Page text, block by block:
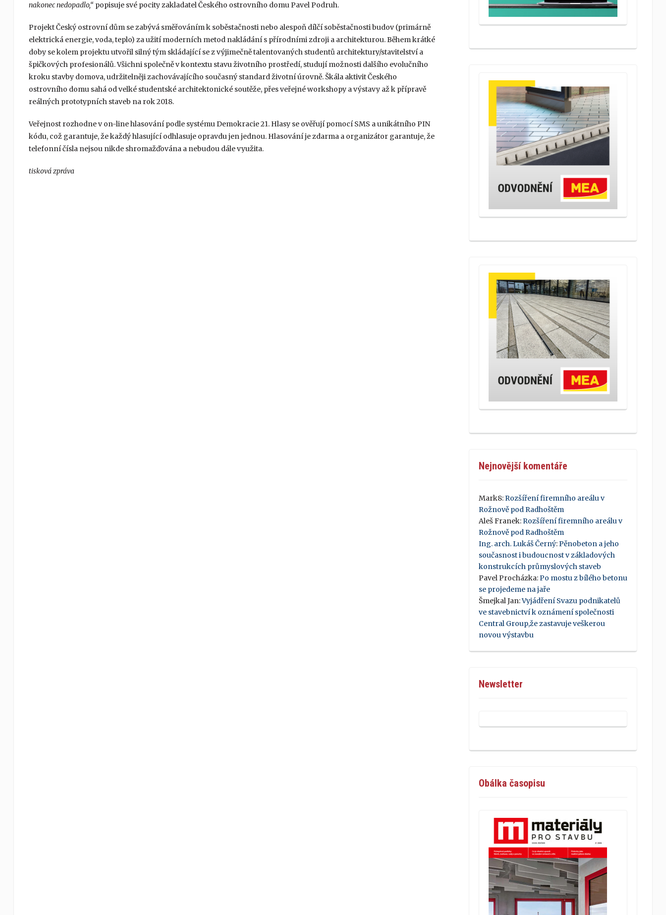
nakonec nedopadlo,“ popisuje své pocity zakladatel Českého ostrovního domu Pavel Podruh.
Projekt Český ostrovní dům se zabývá směřováním k soběstačnosti nebo alespoň dílčí soběstačnosti budov (primárně
elektrická energie, voda, teplo) za užití moderních metod nakládání s přírodními zdroji a architekturou. Během krátké
doby se kolem projektu utvořil silný tým skládající se z výjimečně talentovaných studentů architektury/stavitelství a
špičkových profesionálů. Všichni společně v kontextu stavu životního prostředí, studují možnosti dalšího evolučního
kroku stavby domova, udržitelněji zachovávajícího současný standard životní úrovně. Škála aktivit Českého
ostrovního domu sahá od velké studentské architektonické soutěže, přes veřejné workshopy a výstavy až k přípravě
reálných prototypních staveb na rok 2018.
Veřejnost rozhodne v on-line hlasování podle systému Demokracie 21. Hlasy se ověřují pomocí SMS a unikátního PIN
kódu, což garantuje, že každý hlasující odhlasuje opravdu jen jednou. Hlasování je zdarma a organizátor garantuje, že
telefonní čísla nejsou nikde shromažďována a nebudou dále využita.
tisková zpráva
Nejnovější komentáře
Mark8:Rozšíření firemního areálu v
Rožnově pod Radhoštěm
Aleš Franek:Rozšíření firemního areálu v
Rožnově pod Radhoštěm
Ing. arch. Lukáš Černý:Pěnobeton a jeho
současnost i budoucnost v základových
konstrukcích průmyslových staveb
Pavel Procházka:Po mostu z bílého betonu
se projedeme na jaře
Šmejkal Jan:Vyjádření Svazu podnikatelů
ve stavebnictví k oznámení společnosti
Central Group,že zastavuje veškerou
novou výstavbu
Newsletter
Obálka časopisu